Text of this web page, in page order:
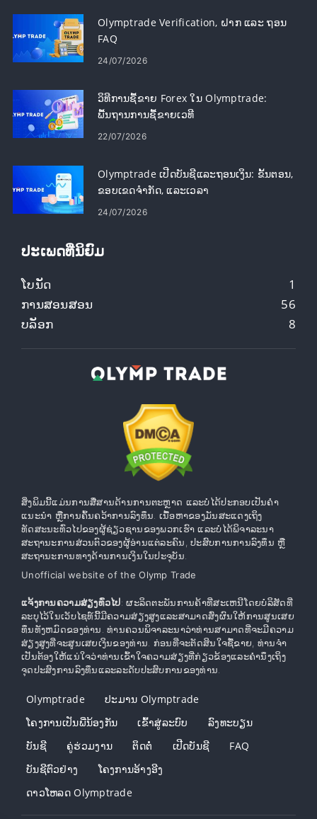
Olymptrade Verification, ຝາກ ແລະ ຖອນ
FAQ
24/07/2026
ວິທີການຊື້ຂາຍ Forex ໃນ Olymptrade:
ພື້ນຖານການຊື້ຂາຍເວທີ
22/07/2026
Olymptrade ເປີດບັນຊີແລະຖອນເງິນ: ຂັ້ນຕອນ,
ຂອບເຂດຈໍາກັດ, ແລະເວລາ
24/07/2026
ປະເພດທີ່ນິຍົມ
ໂບນັດ
1
ການສອນສອນ
56
ບລັອກ
8
ສິ່ງພິມນີ້ແມ່ນການສື່ສານດ້ານການຕະຫຼາດ ແລະບໍ່ໄດ້ປະກອບເປັນຄໍາ
ແນະນໍາ ຫຼືການຄົ້ນຄວ້າການລົງທຶນ. ເນື້ອຫາຂອງມັນສະແດງເຖິງ
ທັດສະນະທົ່ວໄປຂອງຜູ້ຊ່ຽວຊານຂອງພວກເຮົາ ແລະບໍ່ໄດ້ພິຈາລະນາ
ສະຖານະການສ່ວນຕົວຂອງຜູ້ອ່ານແຕ່ລະຄົນ, ປະສົບການການລົງທຶນ ຫຼື
ສະຖານະການທາງດ້ານການເງິນໃນປະຈຸບັນ.
Unofficial website of the Olymp Trade
ແຈ້ງການຄວາມສ່ຽງທົ່ວໄປ: ຜະລິດຕະພັນການຄ້າທີ່ສະເຫນີໂດຍບໍລິສັດທີ່
ລະບຸໄວ້ໃນເວັບໄຊທ໌ນີ້ມີຄວາມສ່ຽງສູງແລະສາມາດສົ່ງຜົນໃຫ້ການສູນເສຍ
ທຶນທັງຫມົດຂອງທ່ານ. ທ່ານຄວນພິຈາລະນາວ່າທ່ານສາມາດທີ່ຈະມີຄວາມ
ສ່ຽງສູງທີ່ຈະສູນເສຍເງິນຂອງທ່ານ. ກ່ອນທີ່ຈະຕັດສິນໃຈຊື້ຂາຍ, ທ່ານຈໍາ
ເປັນຕ້ອງໃຫ້ແນ່ໃຈວ່າທ່ານເຂົ້າໃຈຄວາມສ່ຽງທີ່ກ່ຽວຂ້ອງແລະຄໍານຶງເຖິງ
ຈຸດປະສົງການລົງທຶນແລະລະດັບປະສົບການຂອງທ່ານ.
Olymptrade
ປະມານ Olymptrade
ໂຄງການເປັນພີ່ນ້ອງກັນ
ເຂົ້າ​ສູ່​ລະ​ບົບ
ລົງ​ທະ​ບຽນ
ບັນຊີ
ຄູ່ຮ່ວມງານ ຕິດຕໍ່ ເປີດບັນຊີ
FAQ
ບັນຊີຕົວຢ່າງ
ໂຄງການອ້າງອີງ
ດາວໂຫລດ Olymptrade